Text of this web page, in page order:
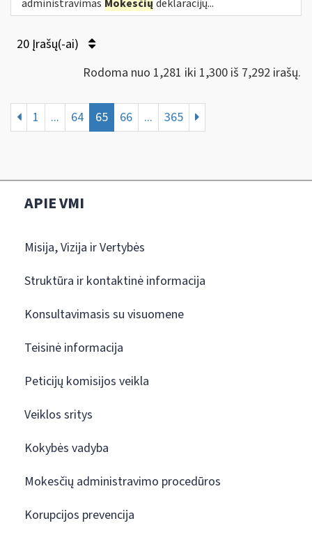
administravimas Mokesčių deklaracijų...
20 Įrašų(-ai)
Rodoma nuo 1,281 iki 1,300 iš 7,292 irašų.
1 ... 64 65 66 ... 365
APIE VMI
Misija, Vizija ir Vertybės
Struktūra ir kontaktinė informacija
Konsultavimasis su visuomene
Teisinė informacija
Peticijų komisijos veikla
Veiklos sritys
Kokybės vadyba
Mokesčių administravimo procedūros
Korupcijos prevencija